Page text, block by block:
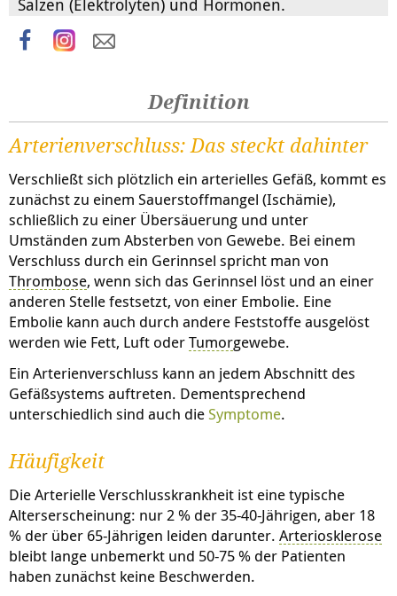
Salzen (Elektrolyten) und Hormonen.
Definition
Arterienverschluss: Das steckt dahinter
Verschließt sich plötzlich ein arterielles Gefäß, kommt es
zunächst zu einem Sauerstoffmangel (Ischämie),
schließlich zu einer Übersäuerung und unter
Umständen zum Absterben von Gewebe. Bei einem
Verschluss durch ein Gerinnsel spricht man von
Thrombose, wenn sich das Gerinnsel löst und an einer
anderen Stelle festsetzt, von einer Embolie. Eine
Embolie kann auch durch andere Feststoffe ausgelöst
werden wie Fett, Luft oderTumorgewebe.
Ein Arterienverschluss kann an jedem Abschnitt des
Gefäßsystems auftreten. Dementsprechend
unterschiedlich sind auch dieSymptome.
Häufigkeit
Die Arterielle Verschlusskrankheit ist eine typische
Alterserscheinung: nur 2 % der 35-40-Jährigen, aber 18
% der über 65-Jährigen leiden darunter. Arteriosklerose
bleibt lange unbemerkt und 50-75 % der Patienten
haben zunächst keine Beschwerden.